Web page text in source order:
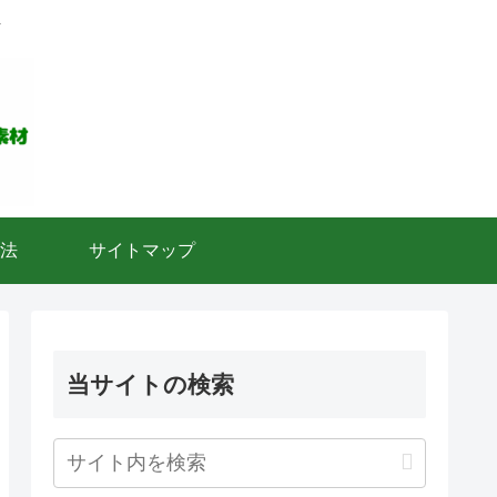
サイトマップ
当サイトの検索